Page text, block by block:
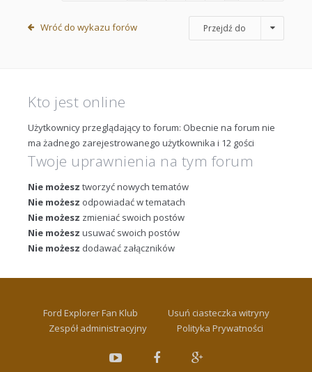
Wróć do wykazu forów Przejdź do
Kto jest online
Użytkownicy przeglądający to forum: Obecnie na forum nie
ma żadnego zarejestrowanego użytkownika i 12 gości
Twoje uprawnienia na tym forum
Nie możesz tworzyć nowych tematów
Nie możesz odpowiadać w tematach
Nie możesz zmieniać swoich postów
Nie możesz usuwać swoich postów
Nie możesz dodawać załączników
Ford Explorer Fan Klub
Usuń ciasteczka witryny
Zespół administracyjny
Polityka Prywatności